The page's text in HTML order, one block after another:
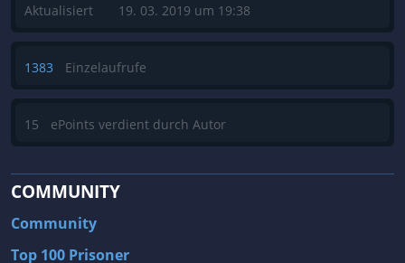
Aktualisiert
19. 03. 2019 um 19:38
1383 Einzelaufrufe
15 ePoints verdient durch Autor
COMMUNITY
Community
Top 100 Prisoner